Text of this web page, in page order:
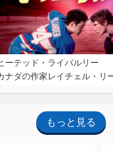
ーテッド・ライバルリー
ナダの作家レイチェル・リ
もっと見る